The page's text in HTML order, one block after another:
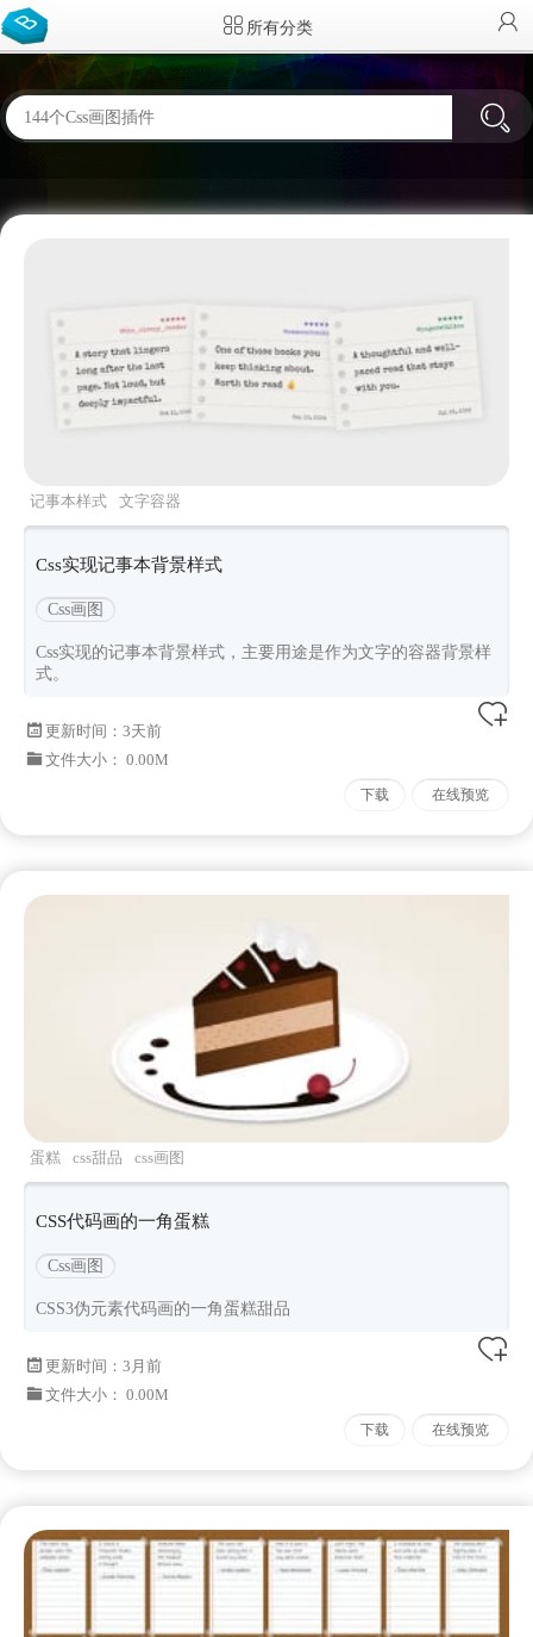
所有分类
记事本样式 文字容器
Css实现记事本背景样式
Css画图
Css实现的记事本背景样式，主要用途是作为文字的容器背景样
式。
更新时间： 3天前
文件大小： 0.00M
下载 在线预览
蛋糕 css甜品 css画图
CSS代码画的一角蛋糕
Css画图
CSS3伪元素代码画的一角蛋糕甜品
更新时间： 3月前
文件大小： 0.00M
下载 在线预览